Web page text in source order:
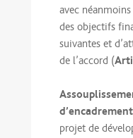
avec
des objectifs
suivantes et
de l’accord (
d’encadrement
projet de